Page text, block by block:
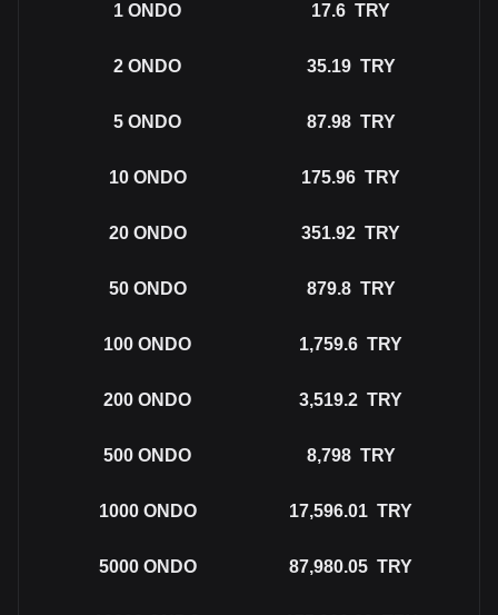
1 ONDO 17.6 TRY
2 ONDO 35.19 TRY
5 ONDO 87.98 TRY
10 ONDO 175.96 TRY
20 ONDO 351.92 TRY
50 ONDO 879.8 TRY
100 ONDO 1,759.6 TRY
200 ONDO 3,519.2 TRY
500 ONDO 8,798 TRY
1000 ONDO 17,596.01 TRY
5000 ONDO 87,980.05 TRY